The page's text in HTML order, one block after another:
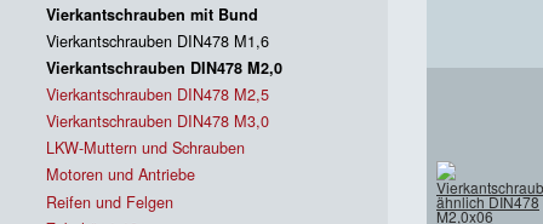
Vierkantschrauben mit Bund
Vierkantschrauben DIN478 M1,6
Vierkantschrauben DIN478 M2,0
Vierkantschrauben DIN478 M2,5
Vierkantschrauben DIN478 M3,0
LKW-Muttern und Schrauben
Motoren und Antriebe
Reifen und Felgen